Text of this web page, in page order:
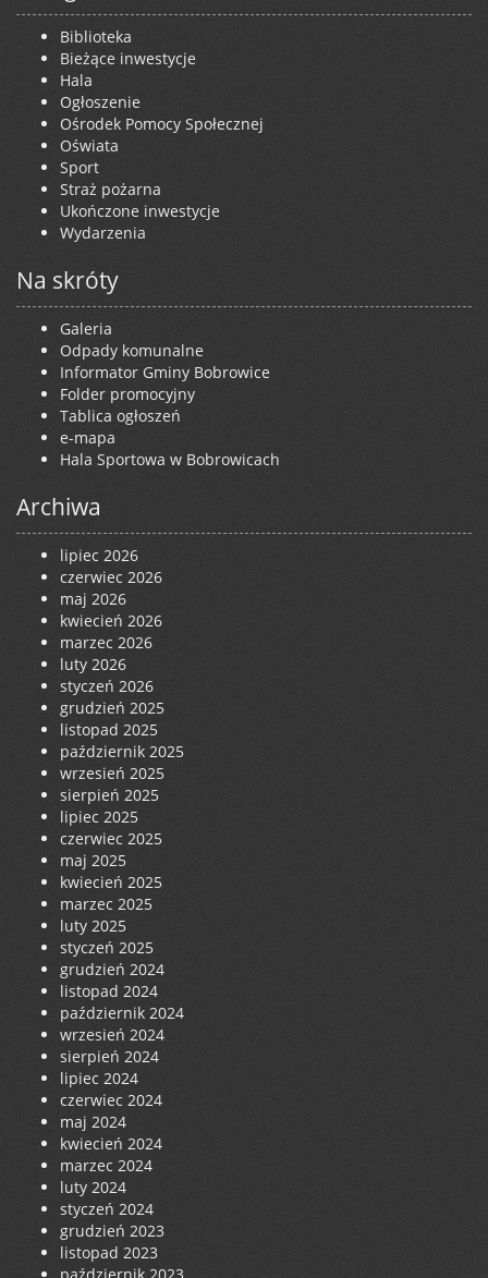
Biblioteka
Bieżące inwestycje
Hala
Ogłoszenie
Ośrodek Pomocy Społecznej
Oświata
Sport
Straż pożarna
Ukończone inwestycje
Wydarzenia
Na skróty
Galeria
Odpady komunalne
Informator Gminy Bobrowice
Folder promocyjny
Tablica ogłoszeń
e-mapa
Hala Sportowa w Bobrowicach
Archiwa
lipiec 2026
czerwiec 2026
maj 2026
kwiecień 2026
marzec 2026
luty 2026
styczeń 2026
grudzień 2025
listopad 2025
październik 2025
wrzesień 2025
sierpień 2025
lipiec 2025
czerwiec 2025
maj 2025
kwiecień 2025
marzec 2025
luty 2025
styczeń 2025
grudzień 2024
listopad 2024
październik 2024
wrzesień 2024
sierpień 2024
lipiec 2024
czerwiec 2024
maj 2024
kwiecień 2024
marzec 2024
luty 2024
styczeń 2024
grudzień 2023
listopad 2023